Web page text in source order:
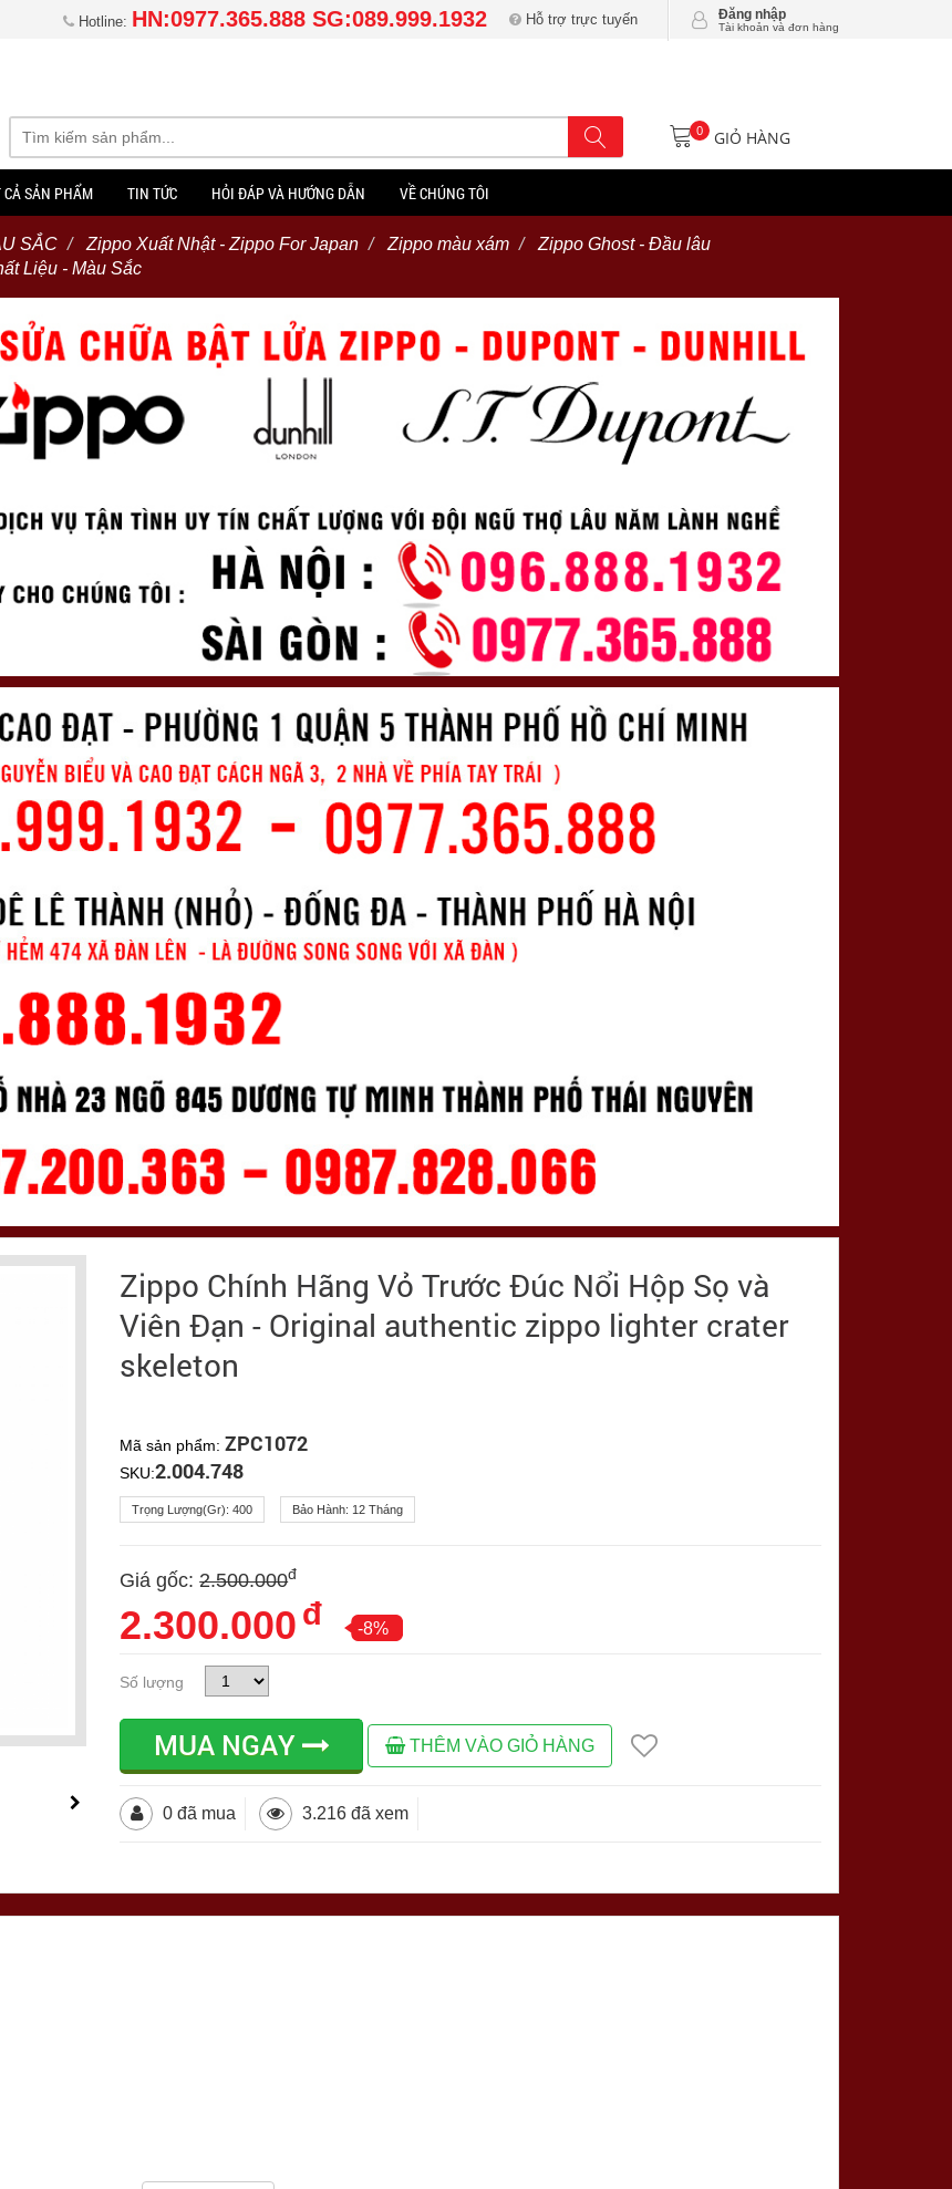
Hotline: HN:0977.365.888 SG:089.999.1932 Hỗ trợ trực tuyến Đăng nhập
Tài khoản và đơn hàng
0 GIỎ HÀNG
CẢ SẢN PHẨM TIN TỨC HỎI ĐÁP VÀ HƯỚNG DẪN VỀ CHÚNG TÔI
SẮC Zippo Xuất Nhật - Zippo For Japan Zippo màu xám
Zippo Ghost - Đầu lâu
Liệu - Màu Sắc
Zippo Chính Hãng Vỏ Trước Đúc Nổi Hộp Sọ và
Viên Đạn - Original authentic zippo lighter crater
skeleton
Mã sản phẩm:ZPC1072
SKU:2.004.748
Trọng Lượng(gr):400 Bảo Hành: 12 Tháng
Giá gốc: 2.500.000đ
2.300.000 đ -8%
Số lượng
MUA NGAY THÊM VÀO GIỎ HÀNG
0 đã mua 3.216 đã xem